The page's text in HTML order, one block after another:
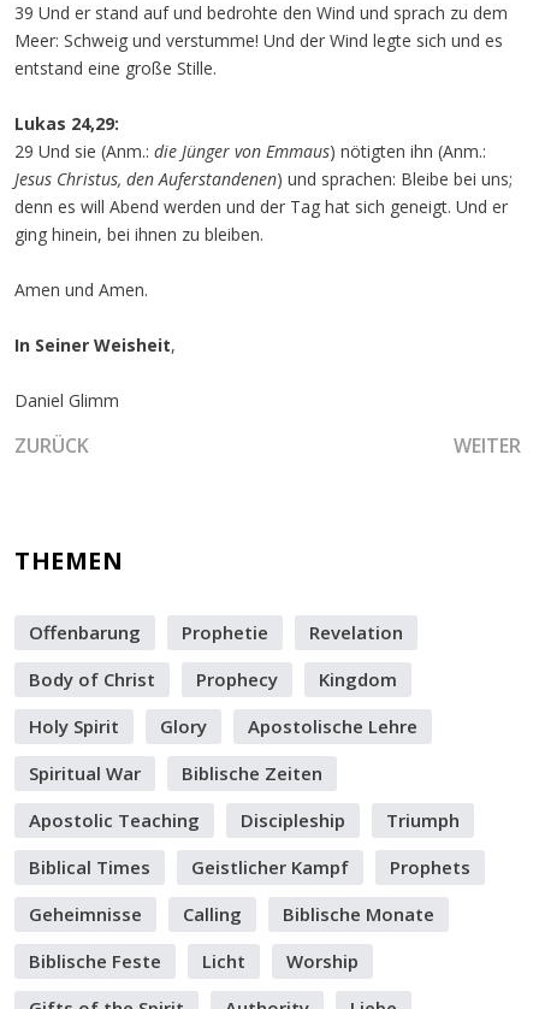
39 Und er stand auf und bedrohte den Wind und sprach zu dem
Meer: Schweig und verstumme! Und der Wind legte sich und es
entstand eine große Stille.
Lukas 24,29:
29 Und sie (Anm.: die Jünger von Emmaus) nötigten ihn (Anm.:
Jesus Christus, den Auferstandenen) und sprachen: Bleibe bei uns;
denn es will Abend werden und der Tag hat sich geneigt. Und er
ging hinein, bei ihnen zu bleiben.
Amen und Amen.
In Seiner Weisheit,
Daniel Glimm
VORHERIGER BEITRAG: DIE STILLE GOTTES UND DAS
ZURÜCK WEITER
THEMEN
Offenbarung Prophetie
Revelation
Body of Christ
Prophecy
Kingdom
Holy Spirit
Glory
Apostolische Lehre
Spiritual War
Biblische Zeiten
Apostolic Teaching
Discipleship
Triumph
Biblical Times
Geistlicher Kampf
Prophets
Geheimnisse
Calling
Biblische Monate
Biblische Feste
Licht
Worship